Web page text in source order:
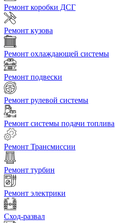
Ремонт коробки ДСГ
Ремонт кузова
Ремонт охлаждающей системы
Ремонт подвески
Ремонт рулевой системы
Ремонт системы подачи топлива
Ремонт Трансмиссии
Ремонт турбин
Ремонт электрики
Сход-развал